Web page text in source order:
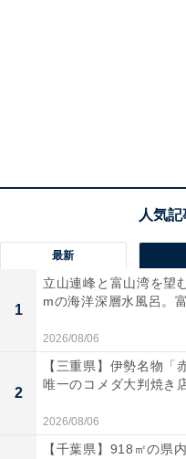
最新
1
立山連峰と富山湾を望
mの海洋深層水風呂。
2026/08/06
2
【三重県】伊勢名物「
唯一のコメダ大判焼き
2026/08/06
【千葉県】918㎡の県